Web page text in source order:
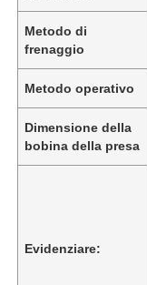
Metodo di
frenaggio
Metodo operativo
Dimensione della
bobina della presa
Evidenziare: